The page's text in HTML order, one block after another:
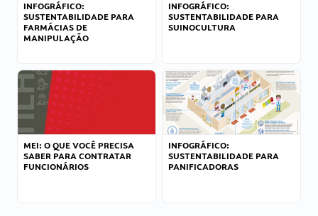
INFOGRÁFICO:
SUSTENTABILIDADE PARA
FARMÁCIAS DE
MANIPULAÇÃO
INFOGRÁFICO:
SUSTENTABILIDADE PARA
SUINOCULTURA
MEI: O QUE VOCÊ PRECISA
SABER PARA CONTRATAR
FUNCIONÁRIOS
INFOGRÁFICO:
SUSTENTABILIDADE PARA
PANIFICADORAS